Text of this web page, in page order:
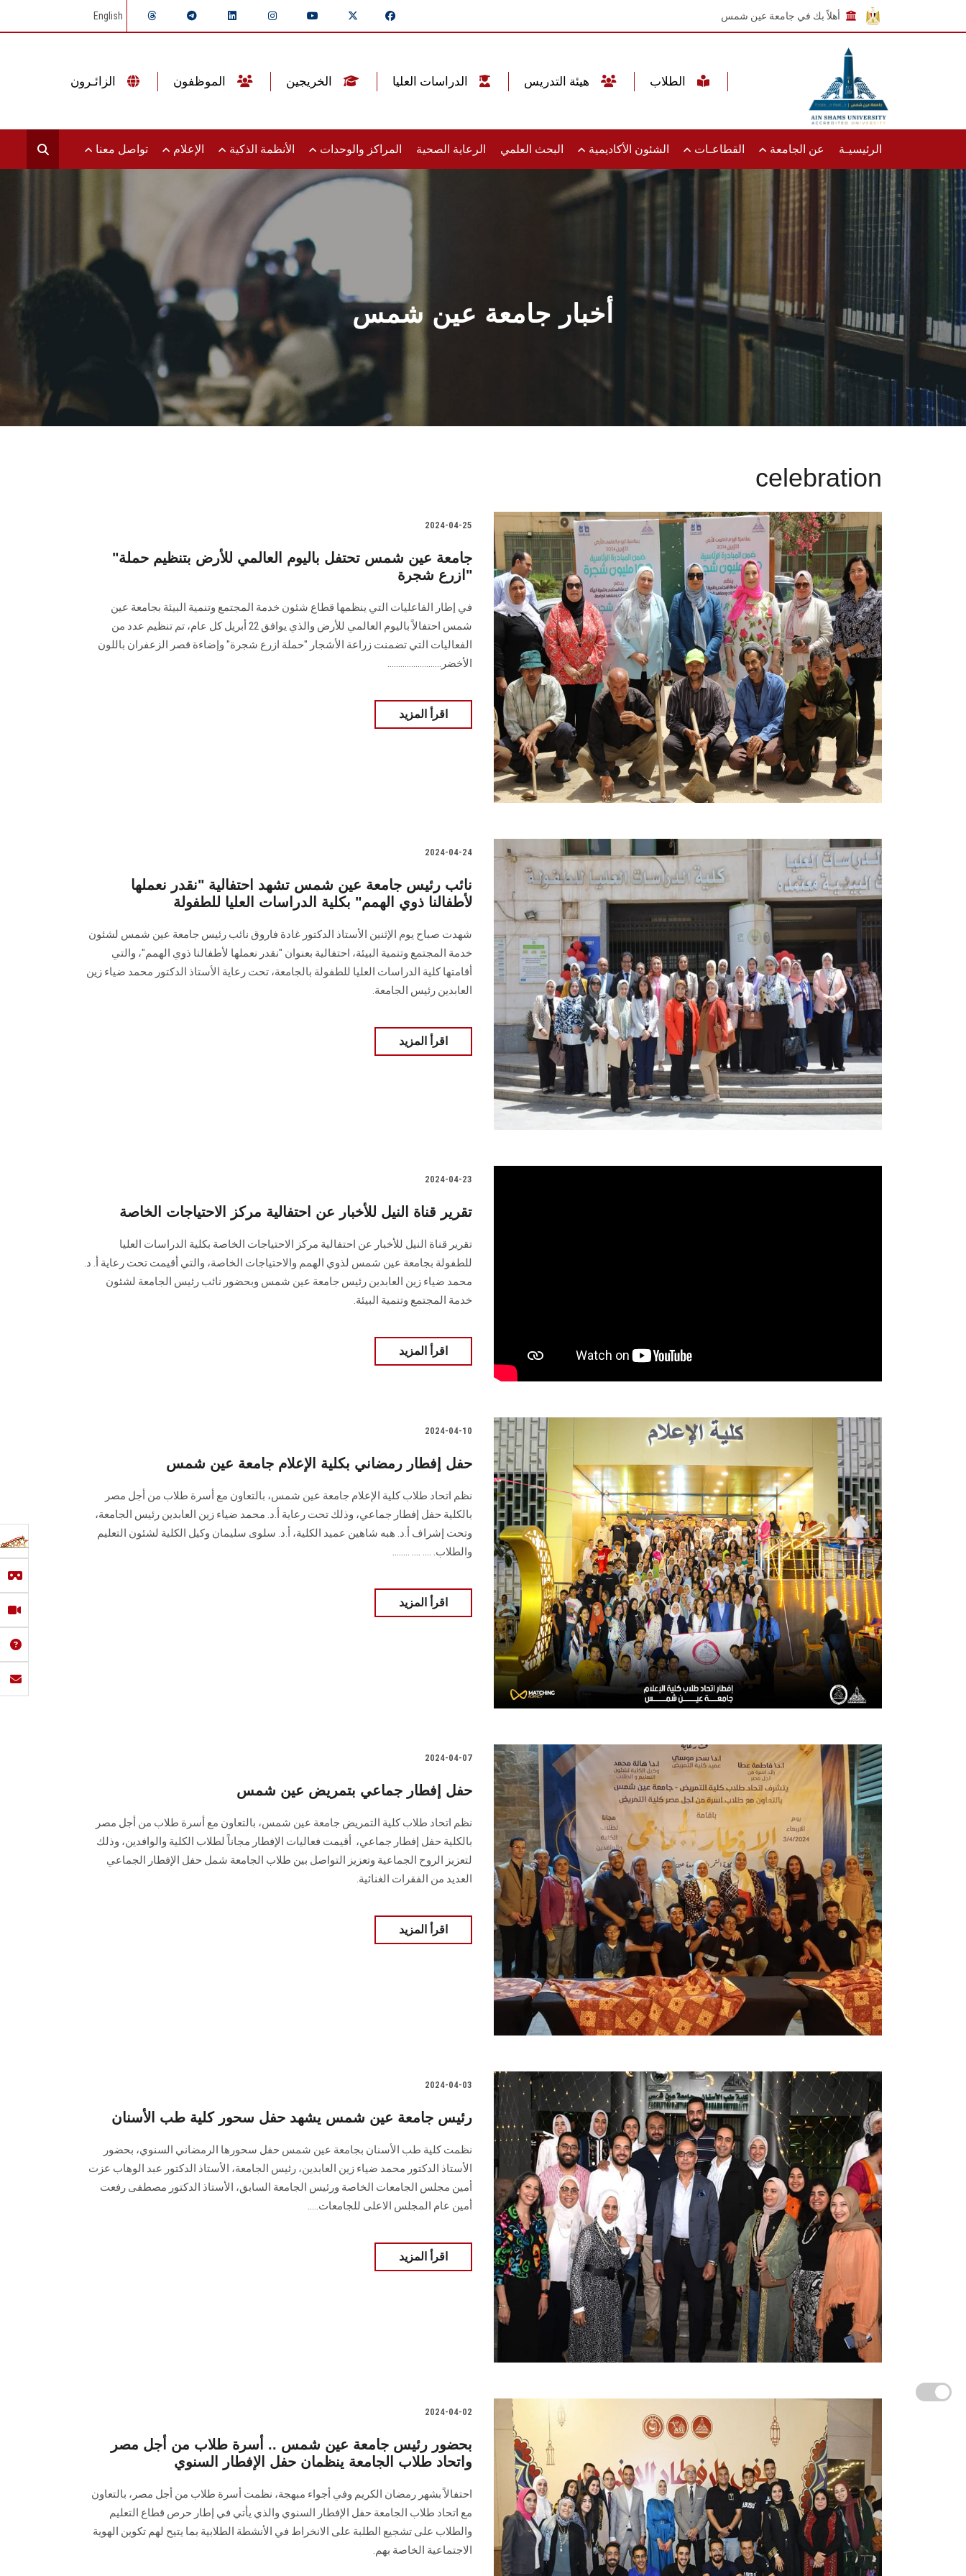
أهلاً بك في جامعة عين شمس English
الرئيسيـة عن الجامعة القطاعـات الشئون الأكاديمية البحث العلمي الرعاية الصحية المراكز والوحدات الأنظمة الذكية الإعلام تواصل معنا
أخبار جامعة عين شمس
celebration
2024-04-25
جامعة عين شمس تحتفل باليوم العالمي للأرض بتنظيم حملة"
ازرع شجرة"
في إطار الفاعليات التي ينظمها قطاع شئون خدمة المجتمع وتنمية البيئة بجامعة عين
شمس احتفالاً باليوم العالمي للأرض والذي يوافق 22 أبريل كل عام، تم تنظيم عدد من
الفعاليات التي تضمنت زراعة الأشجار "حملة ازرع شجرة" وإضاءة قصر الزعفران باللون
الأخضر.........................
اقرأ المزيد
2024-04-24
نائب رئيس جامعة عين شمس تشهد احتفالية "نقدر نعملها
لأطفالنا ذوي الهمم" بكلية الدراسات العليا للطفولة
شهدت صباح يوم الإثنين الأستاذ الدكتور غادة فاروق نائب رئيس جامعة عين شمس لشئون
خدمة المجتمع وتنمية البيئة، احتفالية بعنوان "نقدر نعملها لأطفالنا ذوي الهمم"، والتي
أقامتها كلية الدراسات العليا للطفولة بالجامعة، تحت رعاية الأستاذ الدكتور محمد ضياء زين
العابدين رئيس الجامعة.
اقرأ المزيد
2024-04-23
تقرير قناة النيل للأخبار عن احتفالية مركز الاحتياجات الخاصة
تقرير قناة النيل للأخبار عن احتفالية مركز الاحتياجات الخاصة بكلية الدراسات العليا
للطفولة ‏بجامعة عين شمس لذوي الهمم والاحتياجات الخاصة، والتي أقيمت تحت رعاية أ. د.
محمد ‏ضياء زين العابدين رئيس جامعة عين شمس وبحضور نائب رئيس الجامعة ‏لشئون
خدمة المجتمع وتنمية البيئة.‏
اقرأ المزيد
2024-04-10
حفل إفطار رمضاني بكلية الإعلام جامعة عين شمس
نظم اتحاد طلاب كلية الإعلام جامعة عين شمس، بالتعاون مع أسرة طلاب من أجل مصر
بالكلية حفل إفطار جماعي، وذلك تحت رعاية أ.د. محمد ضياء زين العابدين رئيس الجامعة،
وتحت إشراف أ.د. هبه شاهين عميد الكلية، أ.د. سلوى سليمان وكيل الكلية لشئون التعليم
والطلاب. .... .... ........
اقرأ المزيد
2024-04-07
حفل إفطار جماعي بتمريض عين شمس
نظم اتحاد طلاب كلية التمريض جامعة عين شمس، بالتعاون مع أسرة طلاب من أجل مصر
‏بالكلية حفل إفطار جماعي، ‏ أقيمت فعاليات الإفطار مجاناً لطلاب الكلية والوافدين، وذلك
لتعزيز الروح الجماعية وتعزيز ‏التواصل بين طلاب الجامعة شمل حفل الإفطار الجماعي
العديد من الفقرات الغنائية.
اقرأ المزيد
2024-04-03
رئيس جامعة عين شمس يشهد حفل سحور كلية طب الأسنان
نظمت كلية طب الأسنان بجامعة عين شمس حفل سحورها الرمضاني السنوي، بحضور
الأستاذ الدكتور محمد ضياء زين العابدين، رئيس الجامعة، الأستاذ الدكتور عبد الوهاب عزت
أمين مجلس الجامعات الخاصة ورئيس الجامعة السابق، الأستاذ الدكتور مصطفى رفعت
أمين عام المجلس الاعلى للجامعات.....
اقرأ المزيد
2024-04-02
بحضور رئيس جامعة عين شمس .. أسرة طلاب من أجل مصر
واتحاد طلاب الجامعة ينظمان حفل الإفطار السنوي
احتفالاً بشهر رمضان الكريم وفي أجواء مبهجة، نظمت أسرة طلاب من أجل مصر، بالتعاون
مع اتحاد طلاب الجامعة حفل الإفطار السنوي والذي يأتي في إطار حرص ‏قطاع التعليم
والطلاب على تشجيع الطلبة على الانخراط في الأنشطة الطلابية بما يتيح لهم تكوين ‏الهوية
الاجتماعية الخاصة بهم.‏